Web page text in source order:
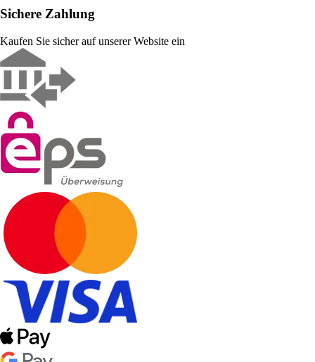
Sichere Zahlung
Kaufen Sie sicher auf unserer Website ein